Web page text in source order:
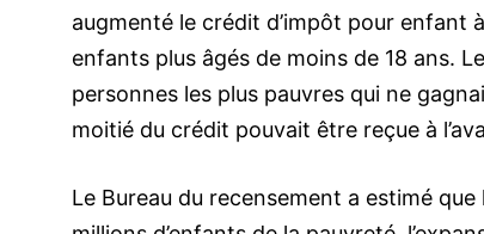
augmenté le crédit d’impôt pour enfant
enfants plus âgés de moins de 18 ans.
personnes les plus pauvres qui ne
moitié du crédit pouvait être reçue à
Le Bureau du recensement a estimé